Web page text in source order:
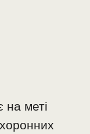
на меті